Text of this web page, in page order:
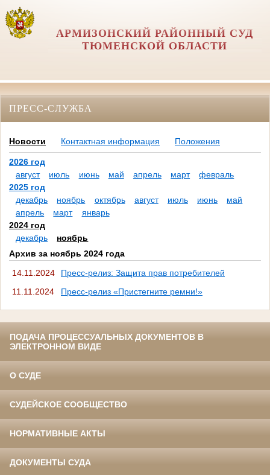
АРМИЗОНСКИЙ РАЙОННЫЙ СУД
ТЮМЕНСКОЙ ОБЛАСТИ
ПРЕСС-СЛУЖБА
Новости Контактная информация Положения
2026 год
август
июль июнь май апрель март
февраль
2025 год
декабрь
ноябрь октябрь август июль июнь
май
апрель
март
январь
2024 год
декабрь
ноябрь
Архив за ноябрь 2024 года
14.11.2024
Пресс-релиз: Защита прав потребителей
11.11.2024
Пресс-релиз «Пристегните ремни!»
ПОДАЧА ПРОЦЕССУАЛЬНЫХ ДОКУМЕНТОВ В
ЭЛЕКТРОННОМ ВИДЕ
О СУДЕ
СУДЕЙСКОЕ СООБЩЕСТВО
НОРМАТИВНЫЕ АКТЫ
ДОКУМЕНТЫ СУДА